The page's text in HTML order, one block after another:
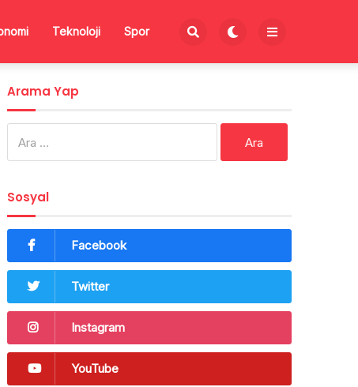
Teknoloji Spor
Arama Yap
Sosyal
Facebook
Twitter
Instagram
YouTube